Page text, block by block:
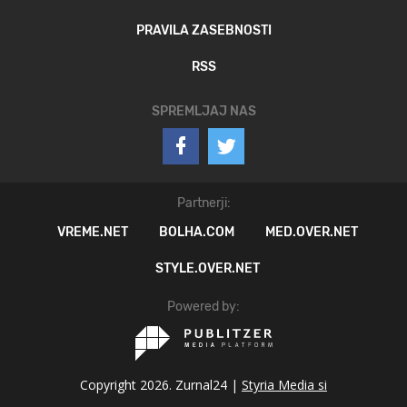
PRAVILA ZASEBNOSTI
RSS
SPREMLJAJ NAS
Partnerji:
VREME.NET
BOLHA.COM MED.OVER.NET
STYLE.OVER.NET
Powered by:
Copyright 2026. Zurnal24 | Styria Media si